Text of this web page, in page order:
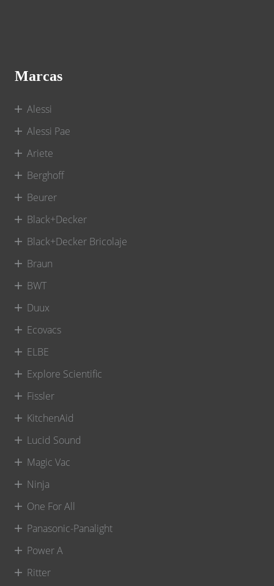
Marcas
Alessi
Alessi Pae
Ariete
Berghoff
Beurer
Black+Decker
Black+Decker Bricolaje
Braun
BWT
Duux
Ecovacs
ELBE
Explore Scientific
Fissler
KitchenAid
Lucid Sound
Magic Vac
Ninja
One For All
Panasonic-Panalight
Power A
Ritter